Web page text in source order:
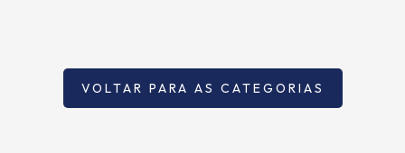
VOLTAR PARA AS CATEGORIAS